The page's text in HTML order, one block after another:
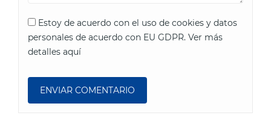
Estoy de acuerdo con el uso de cookies y datos
personales de acuerdo con EU GDPR. Ver más
detalles aquí